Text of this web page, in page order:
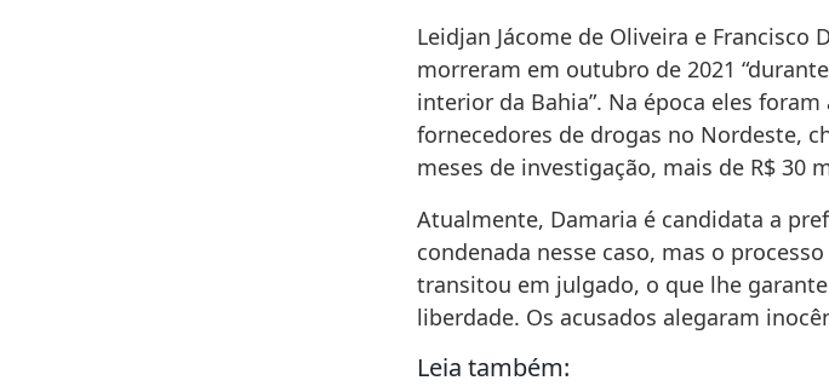
Leidjan Jácome de Oliveira e Francisco
morreram em outubro de 2021
interior da Bahia”. Na época eles
fornecedores de drogas no Nordeste,
meses de investigação, mais de R$ 30
Atualmente, Damaria é candidata a
condenada nesse caso, mas o
transitou em julgado, o que lhe
liberdade. Os acusados alegaram
Leia também: